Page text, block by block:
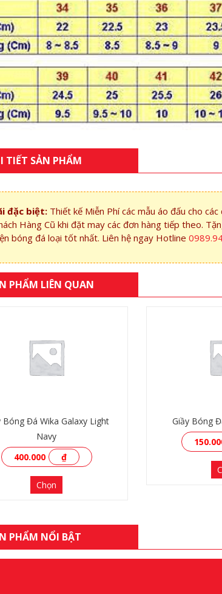
TIẾT SẢN PHẨM
đặc biệt: Thiết kế Miễn Phí các mẫu áo đấu cho
Hàng Cũ khi đặt may các đơn hàng tiếp theo.
bóng đá loại tốt nhất. Liên hệ ngay Hotline
PHẨM LIÊN QUAN
Bóng Đá Wika Galaxy Light
Navy
400.000
₫
Chọn
Giầy Bóng
PHẨM NỔI BẬT